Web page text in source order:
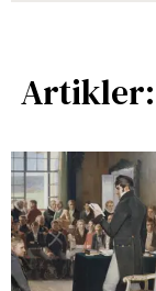
Artikler: